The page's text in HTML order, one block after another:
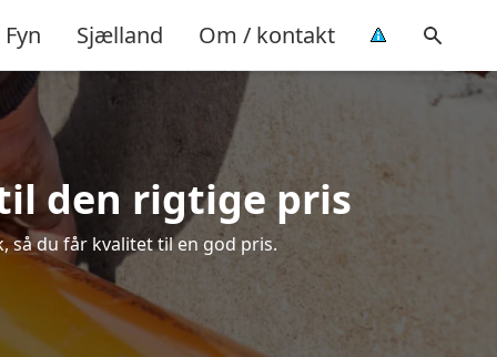
Fyn Sjælland Om / kontakt
den rigtige pris
du får kvalitet til en god pris.